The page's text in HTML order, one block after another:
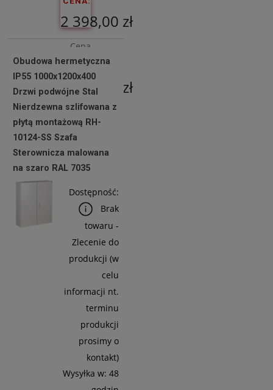
2 398,00 zł
Cena
netto:
1 949,59 zł
Obudowa hermetyczna
IP55 1000x1200x400
Drzwi podwójne Stal
Nierdzewna szlifowana z
płytą montażową RH-
10124-SS Szafa
Sterownicza malowana
na szaro RAL 7035
Dostępność:
Brak
towaru -
Zlecenie do
produkcji (w
celu
informacji nt.
terminu
produkcji
prosimy o
kontakt)
Wysyłka w: 48